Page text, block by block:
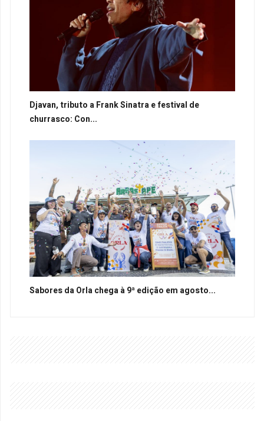
Djavan, tributo a Frank Sinatra e festival de
churrasco: Con...
Sabores da Orla chega à 9ª edição em agosto...